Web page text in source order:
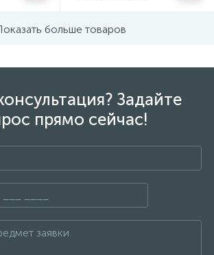
больше товаров
Задайте
прямо сейчас!